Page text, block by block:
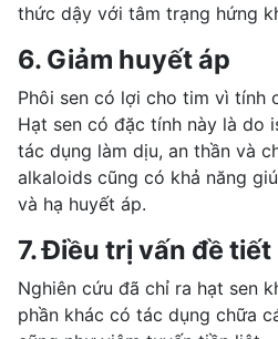
thức dậy với tâm trạng hứng
6. Giảm huyết áp
Phôi sen có lợi cho tim vì tính
Hạt sen có đặc tính này là do
tác dụng làm dịu, an thần và
alkaloids cũng có khả năng
và hạ huyết áp.
7. Điều trị vấn đề tiết
Nghiên cứu đã chỉ ra hạt sen
phần khác có tác dụng chữa